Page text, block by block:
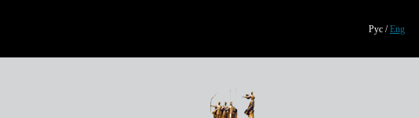
Рус /Eng